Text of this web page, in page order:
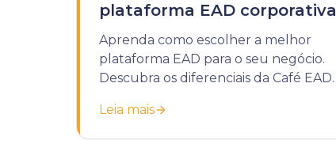
plataforma EAD corporativa
Aprenda como escolher a melhor
plataforma EAD para o seu negócio.
Descubra os diferenciais da Café EAD
sua empresa.
Leia mais